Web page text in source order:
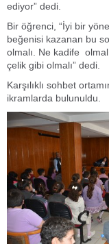
ediyor” dedi.
Bir öğrenci, “İyi bir
beğenisi kazanan bu
olmalı. Ne kadife
çelik gibi olmalı” dedi.
Karşılıklı sohbet
ikramlarda bulunuldu.